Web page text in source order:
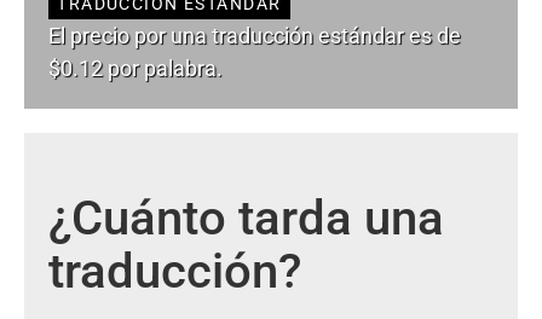
El precio por una traducción estándar es de
$0.12 por palabra.
¿Cuánto tarda una
traducción?